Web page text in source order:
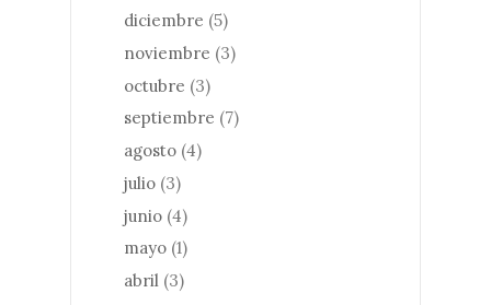
diciembre (5)
noviembre (3)
octubre (3)
septiembre (7)
agosto (4)
julio (3)
junio (4)
mayo (1)
abril (3)